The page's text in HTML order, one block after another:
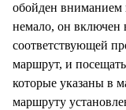
обойден вниманием
немало, он включен
соответствующей
маршрут, и
которые указаны в
маршруту